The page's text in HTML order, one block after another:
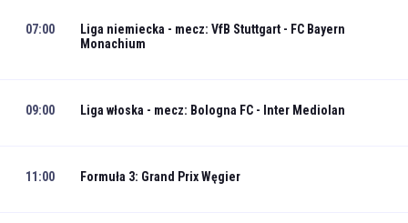
07:00
Liga niemiecka - mecz: VfB Stuttgart - FC Bayern
Monachium
09:00 Liga włoska - mecz: Bologna FC - Inter Mediolan
11:00 Formuła 3: Grand Prix Węgier